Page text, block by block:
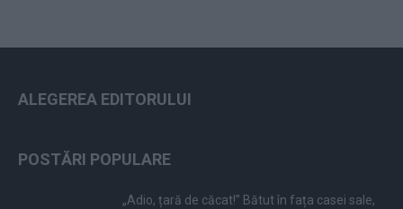
ALEGEREA EDITORULUI
POSTĂRI POPULARE
„Adio, țară de căcat!” Bătut în fața casei sale,